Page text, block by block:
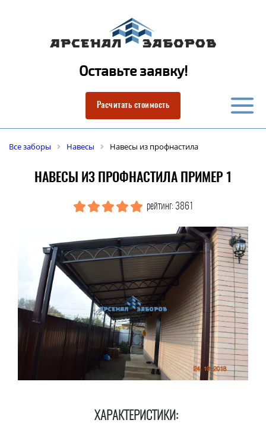
Оставьте заявку!
Расчитать стоимость
Все заборы Навесы Навесы из профнастила
НАВЕСЫ ИЗ ПРОФНАСТИЛА ПРИМЕР 1
рейтинг: 3861
ХАРАКТЕРИСТИКИ: